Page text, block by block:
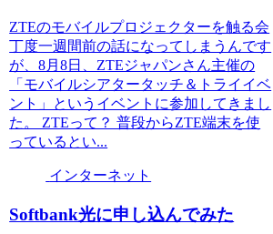
ZTEのモバイルプロジェクターを触る会
丁度一週間前の話になってしまうんです
が、8月8日、ZTEジャパンさん主催の
「モバイルシアタータッチ＆トライイベ
ント」というイベントに参加してきまし
た。 ZTEって？ 普段からZTE端末を使
っているとい...
インターネット
Softbank光に申し込んでみた